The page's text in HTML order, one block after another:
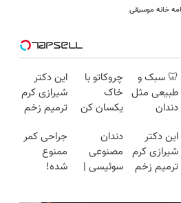
🦷 سبک و
طبیعی مثل
دندان
نصب آسان
و پرداخت
اقساطی 💳
چروکاتو با
خاک
یکسان کن
خانگی+آسان+به
صرفه)
این دکتر
شیرازی کرم
ترمیم زخم
ساخت!!!
این دکتر
شیرازی کرم
ترمیم زخم
دندان
مصنوعی
سوئیسی |
جراحی کمر
ممنوع
شده!